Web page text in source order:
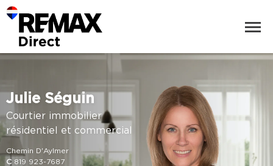
Julie Séguin
Courtier immobilier
résidentiel et commercial
Chemin D'Aylmer
C 819 923-7687